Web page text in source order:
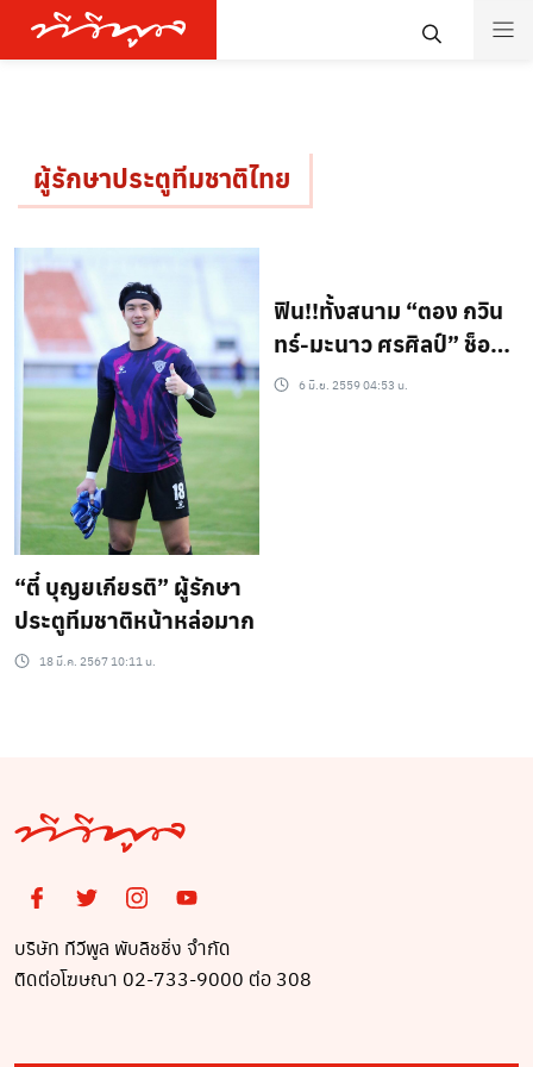
ผู้รักษาประตูทีมชาติไทย
“ตี๋ บุญยเกียรติ” ผู้รักษา
ประตูทีมชาติหน้าหล่อมาก
18 มี.ค. 2567 10:11 น.
ฟิน!!ทั้งสนาม “ตอง กวิน
ทร์-มะนาว ศรศิลป์” ช็อ
ตนี้!! (ชมคลิป)
6 มิ.ย. 2559 04:53 น.
บริษัท ทีวีพูล พับลิชชิ่ง จำกัด
ติดต่อโฆษณา 02-733-9000 ต่อ 308